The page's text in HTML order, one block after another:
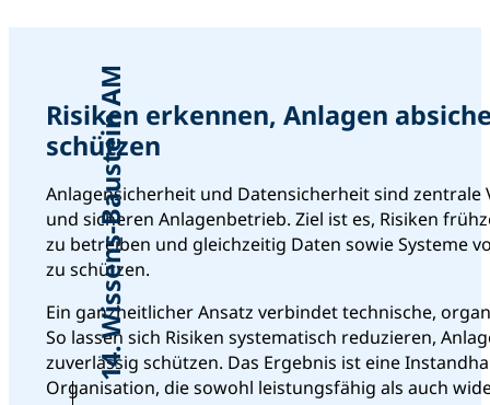
Risiken erkennen, Anlagen
schützen
Anlagensicherheit und Datensicherheit sind
und sicheren Anlagenbetrieb. Ziel ist es, Risiken
zu betreiben und gleichzeitig Daten sowie Systeme
zu schützen.
Ein ganzheitlicher Ansatz verbindet technische,
So lassen sich Risiken systematisch reduzieren,
zuverlässig schützen. Das Ergebnis ist eine
Organisation, die sowohl leistungsfähig als auch
14. Wissens-Baustein AM